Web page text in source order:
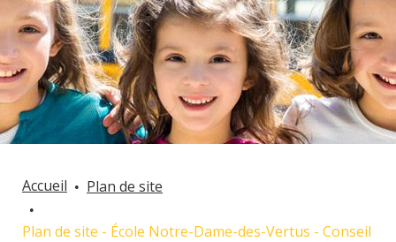
Accueil Plan de site
Plan de site - École Notre-Dame-des-Vertus - Conseil